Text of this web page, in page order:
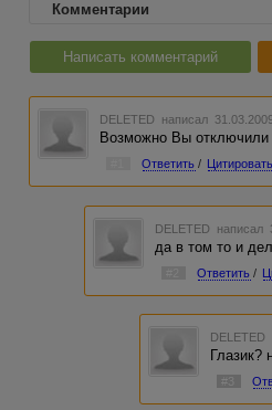
Комментарии
Написать комментарий
DELETED написал
Возможно Вы отключили
Ответить / Цитировать
DELETED написал
да в том то и
Ответить /
DELETED
Глазик?
#3